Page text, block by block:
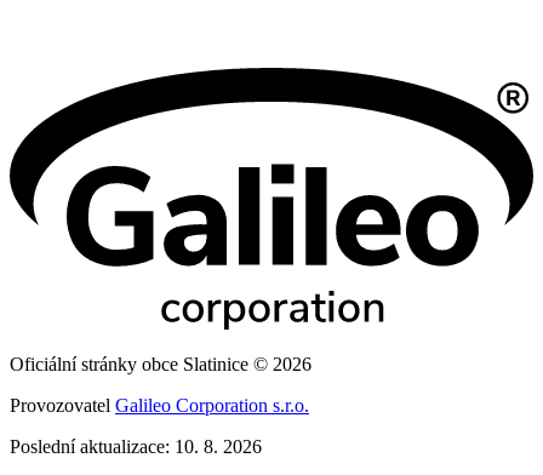
Oficiální stránky obce Slatinice © 2026
Provozovatel Galileo Corporation s.r.o.
Poslední aktualizace: 10. 8. 2026